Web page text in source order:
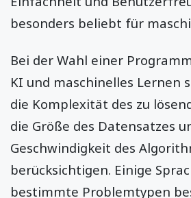
besonders beliebt für
Bei der Wahl einer
KI und maschinelles Lernen
die Komplexität des zu
die Größe des Datensatzes
Geschwindigkeit des
berücksichtigen. Einige
bestimmte Problemtypen